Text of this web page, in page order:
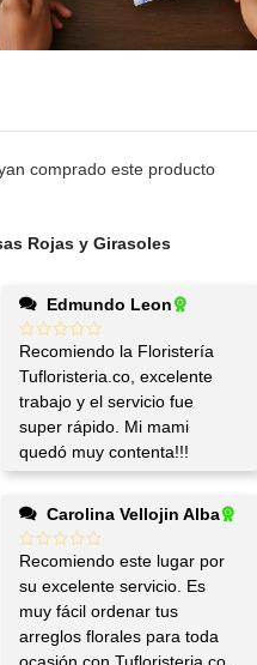
Rojas y Girasoles
Edmundo Leon
Recomiendo la Floristería
Tufloristeria.co, excelente
trabajo y el servicio fue
super rápido. Mi mami
quedó muy contenta!!!
Carolina Vellojin Alba
Recomiendo este lugar por
su excelente servicio. Es
muy fácil ordenar tus
arreglos florales para toda
ocasión con Tufloristeria.co.
comprado este producto